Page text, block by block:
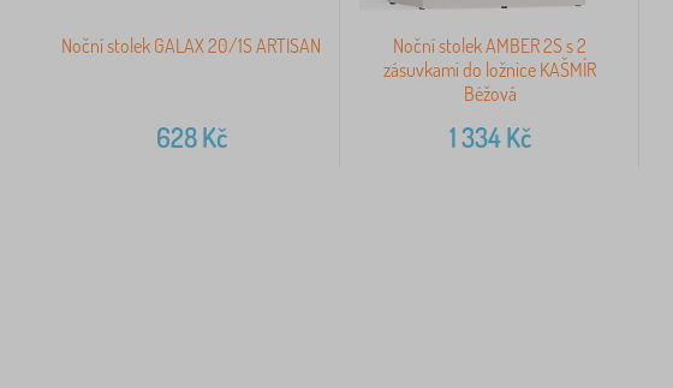
Noční stolek GALAX 20/1S ARTISAN
628Kč
Noční stolek AMBER 2S s 2
zásuvkami do ložnice KAŠMÍR
Béžová
1 334Kč